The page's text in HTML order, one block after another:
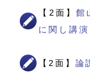
【2面】館
に関し講
【2面】 論